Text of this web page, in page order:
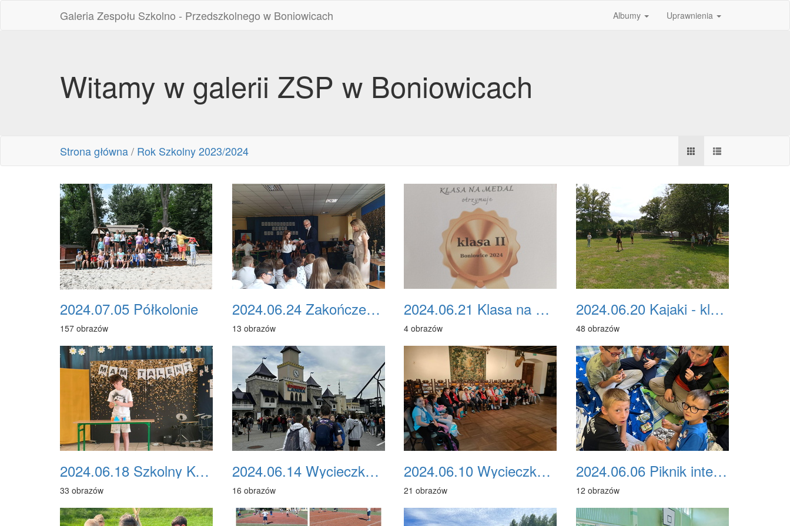
Galeria Zespołu Szkolno - Przedszkolnego w Boniowicach Albumy Uprawnienia
Witamy w galerii ZSP w Boniowicach
Strona główna/ Rok Szkolny 2023/2024
2024.07.05 Półkolonie
157 obrazów
2024.06.24 Zakończenie roku szkolnego 2023/2024
13 obrazów
2024.06.21 Klasa na medal
4 obrazów
2024.06.20 Kajaki - klasa IV, V
48 obrazów
2024.06.18 Szkolny Konkurs "Mam Talent"
33 obrazów
2024.06.14 Wycieczka do Energylandii - klasa VIII
16 obrazów
2024.06.10 Wycieczka do Szkoły Magii i Czarodziejstwa w Starych Tarnowicach - klasa II
21 obrazów
2024.06.06 Piknik integracyjny - klasa I
12 obrazów